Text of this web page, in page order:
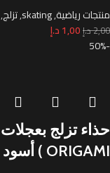
منتجات رياضية,
skating
,تزلج,
2,00د.إ1,00د.إ
-50%
ORIGAMI ) أسود